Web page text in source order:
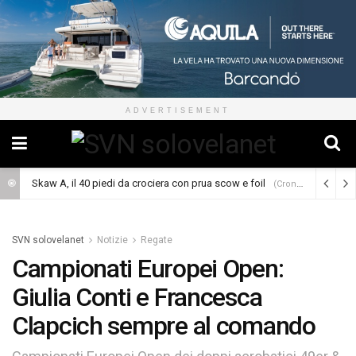
ADVERTISEMENT
Skaw A, il 40 piedi da crociera con prua scow e foil (Cronaca)
SVN solovelanet Notizie Regate
Campionati Europei Open:
Giulia Conti e Francesca
Clapcich sempre al comando